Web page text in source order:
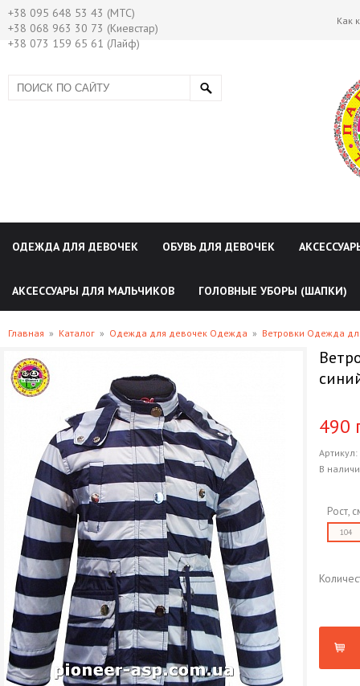
+38 095 648 53 43 (МТС)
+38 068 963 30 73 (Киевстар)
+38 073 159 65 61 (Лайф)
Как
ОДЕЖДА ДЛЯ ДЕВОЧЕК ОБУВЬ ДЛЯ ДЕВОЧЕК
АКСЕССУАРЫ ДЛЯ МАЛЬЧИКОВ ГОЛОВНЫЕ УБОРЫ (ШАПКИ)
Главная » Каталог » Одежда для девочек Одежда » Ветровки Одежда
490
Артикул:
В
Рост,
104